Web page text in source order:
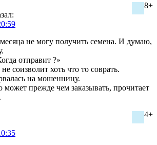
8+
не могу получить семена. И думаю,
отправит ?»
соизволит хоть что то соврать.
на мошенницу.
может прежде чем заказывать, прочитает
4+